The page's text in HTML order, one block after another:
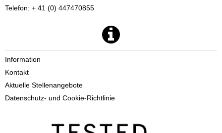
Telefon: + 41 (0) 447470855
Information
Kontakt
Aktuelle Stellenangebote
Datenschutz- und Cookie-Richtlinie